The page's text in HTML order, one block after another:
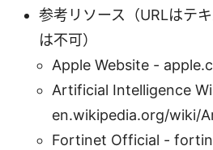
参考リソース（URLはテ
は不可）
Apple Website -
Artificial Intelligence
en.wikipedia.org/wiki/
Fortinet Official -